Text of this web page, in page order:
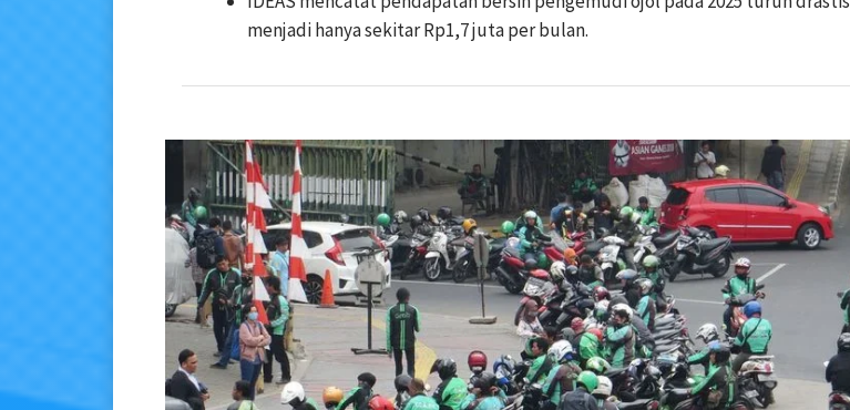
menjadi hanya sekitar Rp1,7 juta per bulan.